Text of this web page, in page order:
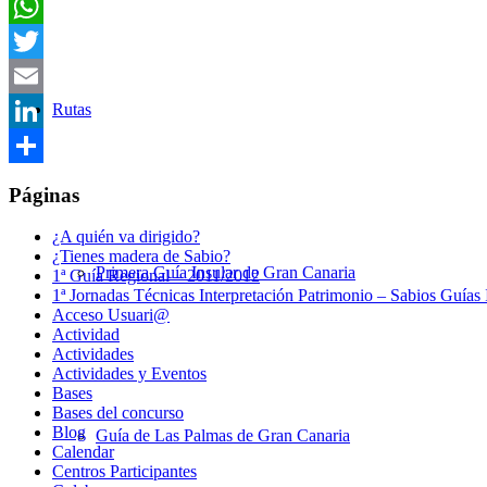
Rutas
Primera Guía Insular de Gran Canaria
Guía de Las Palmas de Gran Canaria
Facebook
WhatsApp
Twitter
Email
LinkedIn
Páginas
¿A quién va dirigido?
¿Tienes madera de Sabio?
1ª Guía Regional – 2011/2012
1ª Jornadas Técnicas Interpretación Patrimonio – Sabios Guías
Acceso Usuari@
Actividad
Actividades
Actividades y Eventos
Bases
Bases del concurso
Blog
Calendar
Centros Participantes